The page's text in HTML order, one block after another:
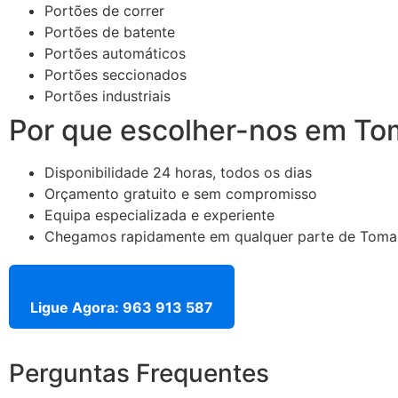
Portões de correr
Portões de batente
Portões automáticos
Portões seccionados
Portões industriais
Por que escolher-nos em
Disponibilidade 24 horas, todos os dias
Orçamento gratuito e sem compromisso
Equipa especializada e experiente
Chegamos rapidamente em qualquer parte de
Ligue Agora: 963 913 587
Perguntas Frequentes